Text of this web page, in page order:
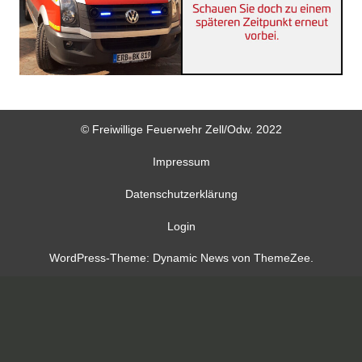
© Freiwillige Feuerwehr Zell/Odw. 2022
Impressum
Datenschutzerklärung
Login
WordPress-Theme: Dynamic News von ThemeZee.